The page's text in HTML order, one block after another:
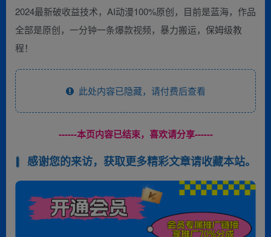
2024最新破收益技术，AI动漫100%原创，目前是蓝海，作品
全部是原创，一分钟一条爆款视频，暴力搬运，保姆级教
程！
此处内容已隐藏，请付费后查看
------本页内容已结束，喜欢请分享------
感谢您的来访，获取更多精彩文章请收藏本站。